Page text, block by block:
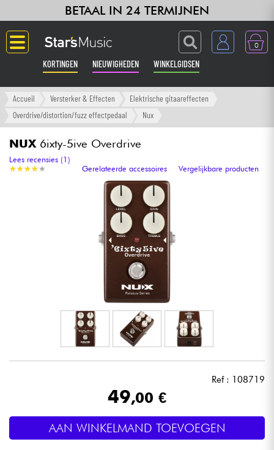
BETAAL IN 24 TERMIJNEN
0
KORTINGEN NIEUWIGHEDEN WINKELGIDSEN
Langue
Versterker & Effecten
Toetsenbord & Piano
Synths & samplers
Microfoon
Licht
Accueil Versterker & Effecten
Elektrische gitaareffecten
Overdrive/distortion/fuzz effectpedaal
Nux
NUX 6ixty-5ive Overdrive
★★★★★
★★★★★
Lees recensies (1)
Gerelateerde accessoires
Vergelijkbare producten
Ref : 108719
49,00 €
AAN WINKELMAND TOEVOEGEN